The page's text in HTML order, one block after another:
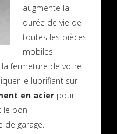
augmente la
durée de vie de
toutes les pièces
mobiles
fermeture de votre
le lubrifiant sur
en acierpour
le bon
de garage.